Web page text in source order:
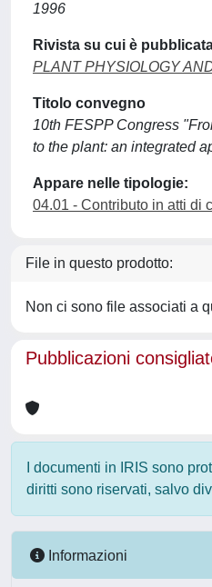
1996
Rivista su cui è
PLANT PHYSIOLOGY
Titolo convegno
10th FESPP Congress
to the plant: an integrated
Appare nelle tipologie:
04.01 - Contributo in atti di
File in questo prodotto:
Non ci sono file associati a
Pubblicazioni
I documenti in IRIS sono
diritti sono riservati, salvo
Informazioni